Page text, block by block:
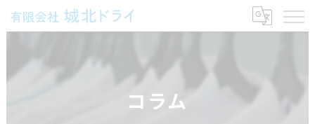
コラム